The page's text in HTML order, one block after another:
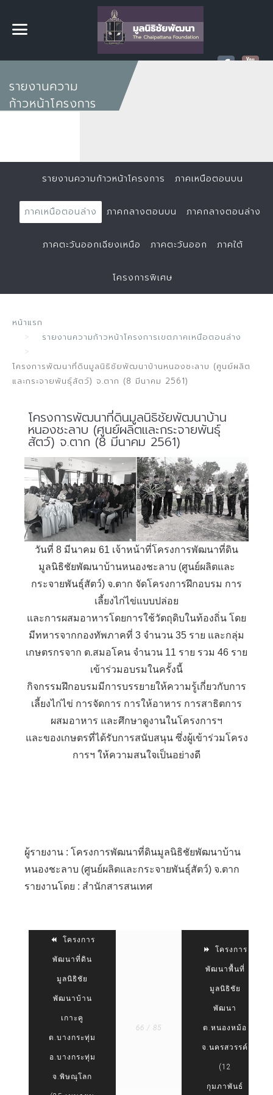
รายงานความ
ก้าวหน้าโครงการ
รายงานความก้าวหน้าโครงการ ภาคเหนือตอนบน
ภาคเหนือตอนล่าง ภาคกลางตอนบน ภาคกลางตอนล่าง
ภาคตะวันออกเฉียงเหนือ ภาคตะวันออก ภาคใต้
โครงการพิเศษ
หน้าแรก
รายงานความก้าวหน้าโครงการเขตภาคเหนือตอนล่าง
โครงการพัฒนาที่ดินมูลนิธิชัยพัฒนาบ้านหนองชะลาบ (ศูนย์ผลิต
และกระจายพันธุ์สัตว์) จ.ตาก (8 มีนาคม 2561)
โครงการพัฒนาที่ดินมูลนิธิชัยพัฒนาบ้าน
หนองชะลาบ (ศูนย์ผลิตและกระจายพันธุ์
สัตว์) จ.ตาก (8 มีนาคม 2561)
วันที่ 8 มีนาคม 61 เจ้าหน้าที่โครงการพัฒนาที่ดิน
มูลนิธิชัยพัฒนาบ้านหนองชะลาบ (ศูนย์ผลิตและ
กระจายพันธุ์สัตว์) จ.ตาก จัดโครงการฝึกอบรม การ
เลี้ยงไก่ไข่แบบปล่อย
และการผสมอาหารโดยการใช้วัตถุดิบในท้องถิ่น โดย
มีทหารจากกองทัพภาคที่ 3 จำนวน 35 ราย และกลุ่ม
เกษตรกรจาก ต.สมอโคน จำนวน 11 ราย รวม 46 ราย
เข้าร่วมอบรมในครั้งนี้
กิจกรรมฝึกอบรมมีการบรรยายให้ความรู้เกี่ยวกับการ
เลี้ยงไก่ไข่ การจัดการ การให้อาหาร การสาธิตการ
ผสมอาหาร และศึกษาดูงานในโครงการฯ
และของเกษตรที่ได้รับการสนับสนุน ซึ่งผู้เข้าร่วมโครง
การฯ ให้ความสนใจเป็นอย่างดี
ผู้รายงาน : โครงการพัฒนาที่ดินมูลนิธิชัยพัฒนาบ้าน
หนองชะลาบ (ศูนย์ผลิตและกระจายพันธุ์สัตว์) จ.ตาก
รายงานโดย : สำนักสารสนเทศ
โครงการ
พัฒนาที่ดิน
มูลนิธิชัย
พัฒนาบ้าน
เกาะคู
ต.บางกระทุ่ม
อ.บางกระทุ่ม
จ.พิษณุโลก
66 / 85
โครงการ
พัฒนาพื้นที่
มูลนิธิชัย
พัฒนา
ต.หนองหม้อ
จ.นครสวรรค์
(12
กุมภาพันธ์